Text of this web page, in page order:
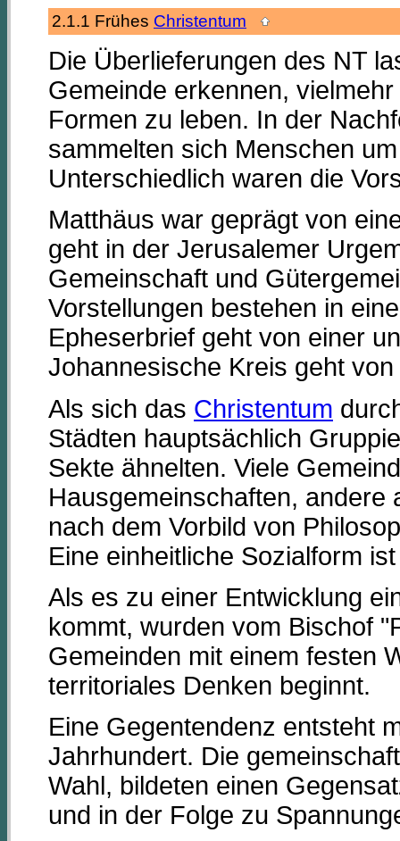
2.1.1 Frühes Christentum
Die Überlieferungen des NT
Gemeinde erkennen,
Formen zu leben. In der
sammelten sich Menschen
Unterschiedlich waren die
Matthäus war geprägt von
geht in der Jerusalemer
Gemeinschaft und
Vorstellungen bestehen in
Epheserbrief geht von einer
Johannesische Kreis geht
Als sich das Christentum
Städten hauptsächlich
Sekte ähnelten. Viele
Hausgemeinschaften, andere
nach dem Vorbild von
Eine einheitliche Sozialform
Als es zu einer Entwicklung
kommt, wurden vom Bischof
Gemeinden mit einem festen
territoriales Denken beginnt.
Eine Gegentendenz entsteht
Jahrhundert. Die
Wahl, bildeten einen
und in der Folge zu